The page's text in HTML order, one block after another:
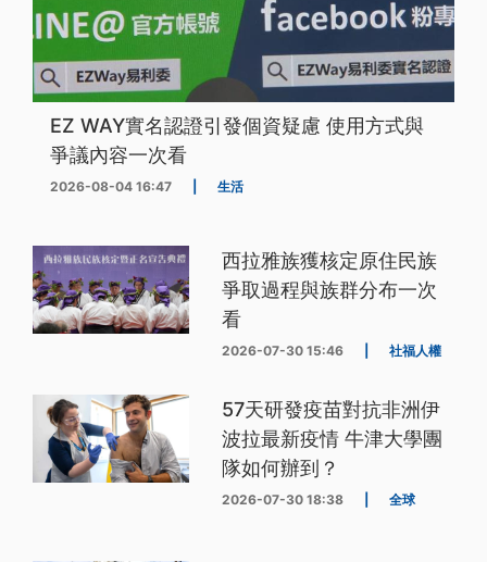
EZ WAY實名認證引發個資疑慮 使用方式與
爭議內容一次看
2026-08-04 16:47 生活
西拉雅族獲核定原住民族
爭取過程與族群分布一次
看
2026-07-30 15:46 社福人權
57天研發疫苗對抗非洲伊
波拉最新疫情 牛津大學團
隊如何辦到？
2026-07-30 18:38 全球